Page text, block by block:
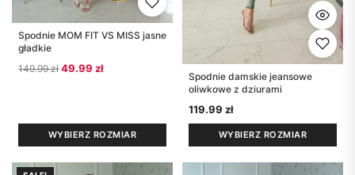
Spodnie MOM FIT VS MISS jasne
gładkie
149.99zł Pierwotna cena wynosiła: 149.99 zł.
49.99 złAktualna cena wynosi: 49.99 zł.
WYBIERZ ROZMIAR
Spodnie damskie jeansowe
oliwkowe z dziurami
119.99 zł
WYBIERZ ROZMIAR